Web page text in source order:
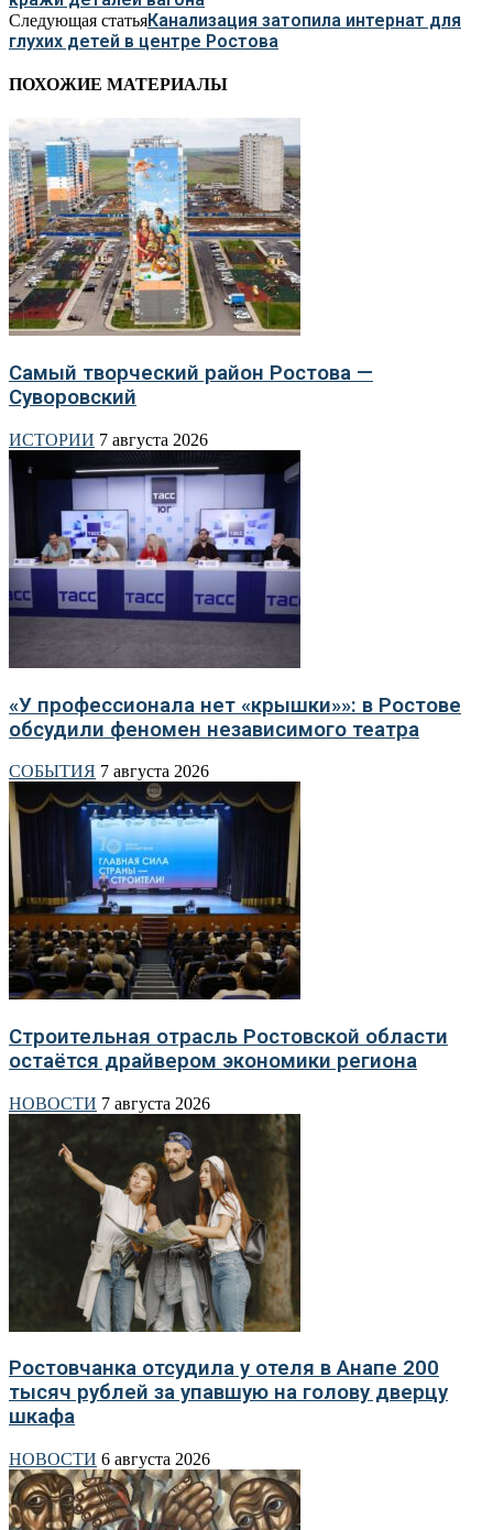
Следующая статьяКанализация затопила интернат для
глухих детей в центре Ростова
ПОХОЖИЕ МАТЕРИАЛЫ
Самый творческий район Ростова —
Суворовский
ИСТОРИИ 7 августа 2026
«У профессионала нет «крышки»»: в Ростове
обсудили феномен независимого театра
СОБЫТИЯ 7 августа 2026
Строительная отрасль Ростовской области
остаётся драйвером экономики региона
НОВОСТИ 7 августа 2026
Ростовчанка отсудила у отеля в Анапе 200
тысяч рублей за упавшую на голову дверцу
шкафа
НОВОСТИ 6 августа 2026